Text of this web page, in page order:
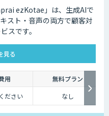
合、問い合わせというアクショ
友人とのチャットと同じ感覚で質
ボット」という認識があるた
行うことができるのです。
れており、様々なメリットをも
しているため、多くの企業にと
するべく導入が進んでおりま
ezKotae」は、生成AIで
スト・音声の両方で顧客対
スです。
見る
用
無料プラン
ださい なし